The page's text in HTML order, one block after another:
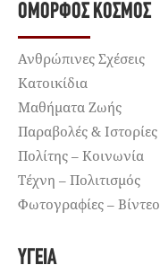
ΌΜΟΡΦΟΣ ΚΌΣΜΟΣ
Ανθρώπινες Σχέσεις
Κατοικίδια
Μαθήματα Ζωής
Παραβολές & Ιστορίες
Πολίτης – Κοινωνία
Τέχνη – Πολιτισμός
Φωτογραφίες – Βίντεο
ΥΓΕΊΑ